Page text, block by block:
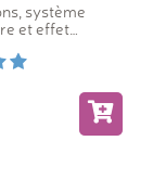
système
et effet